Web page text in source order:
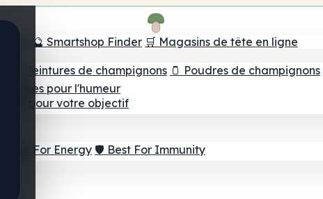
tête 🔮 Smartshop Finder 🛒 Magasins de tête en ligne
💧 Teintures de champignons 🫙 Poudres de champignons
Gommes pour l'humeur
pour votre objectif
⚡ Best For Energy 🛡️ Best For Immunity